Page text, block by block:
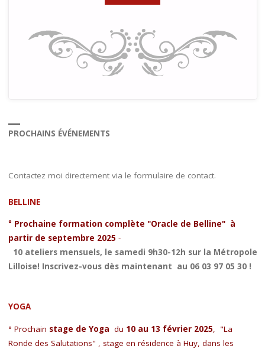
PROCHAINS ÉVÉNEMENTS
Contactez moi directement via le formulaire de contact.
BELLINE
° Prochaine formation complète "Oracle de Belline" à
partir de septembre 2025 -
10 ateliers mensuels, le samedi 9h30-12h sur la Métropole
Lilloise! Inscrivez-vous dès maintenant au 06 03 97 05 30 !
YOGA
° Prochain stage de Yoga du 10 au 13 février 2025, "La
Ronde des Salutations" , stage en résidence à Huy, dans les